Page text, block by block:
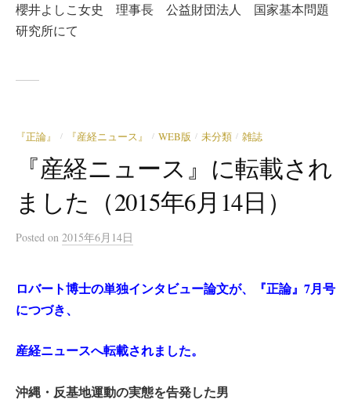
櫻井よしこ女史 理事長 公益財団法人 国家基本問題
研究所にて
『正論』 / 『産経ニュース』 / WEB版 / 未分類 / 雑誌
『産経ニュース』に転載され
ました（2015年6月14日）
Posted on 2015年6月14日
ロバート博士の単独インタビュー論文が、『正論』7月号
につづき、
産経ニュースへ転載されました。
沖縄・反基地運動の実態を告発した男